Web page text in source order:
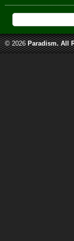
© 2026 Paradism. All